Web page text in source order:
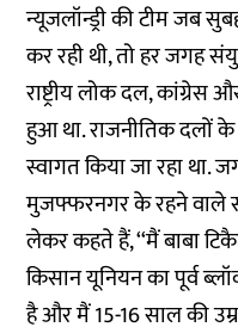
न्यूजलॉन्ड्री की टीम जब
कर रही थी, तो हर जगह
राष्ट्रीय लोक दल, कांग्रेस
हुआ था. राजनीतिक दलों
स्वागत किया जा रहा था.
मुजफ्फरनगर के रहने वाले
लेकर कहते हैं, ‘‘मैं बाबा
किसान यूनियन का पूर्व
है और मैं 15-16 साल की